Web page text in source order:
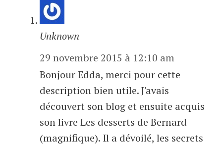
Unknown
29 novembre 2015 à 12:10 am
Bonjour Edda, merci pour cette
description bien utile. J'avais
découvert son blog et ensuite acquis
son livre Les desserts de Bernard
(magnifique). Il a dévoilé, les secrets